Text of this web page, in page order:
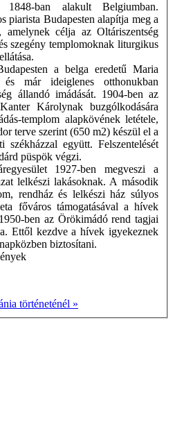
ban alakult Belgiumban.
piarista Budapesten alapítja meg a
amelynek célja az Oltáriszentség
szegény templomoknak liturgikus
a belga eredetű Maria
már ideiglenes otthonukban
állandó imádását. 1904-ben az
Károlynak buzgólkodására
templom alapkövének letétele,
terve szerint (650 m2) készül el a
székházzal együtt. Felszentelését
püspök végzi.
1927-ben megveszi a
lelkészi lakásoknak. A második
rendház és lelkészi ház súlyos
főváros támogatásával a hívek
ben az Örökimádó rend tagjai
Ettől kezdve a hívek igyekeznek
biztosítani.
történeténél »